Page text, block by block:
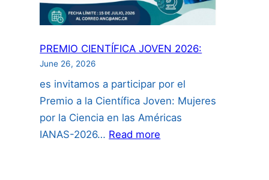
inteligencia
artificial”:
PREMIO CIENTÍFICA JOVEN 2026:
June 26, 2026
es invitamos a participar por el
Premio a la Científica Joven: Mujeres
por la Ciencia en las Américas
IANAS-2026… Read more